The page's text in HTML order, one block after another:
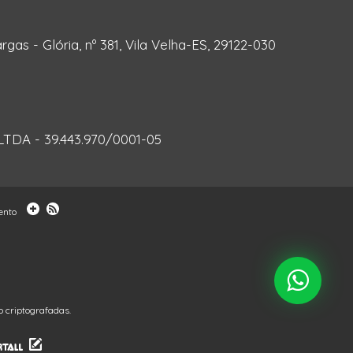
- Glória, nº 381, Vila Velha-ES, 29122-030
- 39.443.970/0001-05
criptografadas.